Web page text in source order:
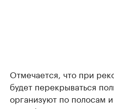
Отмечается, что при
будет перекрываться
организуют по полосам